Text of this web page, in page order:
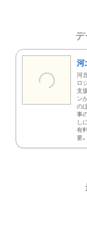
河
河
ロ
支
ン
の
事
し
有
要。